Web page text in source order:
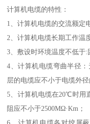
计算机电缆的特性：
1、计算机电缆的交流额定
2、计算机电缆长期工作温
3、敷设时环境温度不低于
4、计算机电缆弯曲半径
层的电缆应不小于电缆外径
5、计算机电缆在20℃时用
阻应不小于2500MΩ·Km；